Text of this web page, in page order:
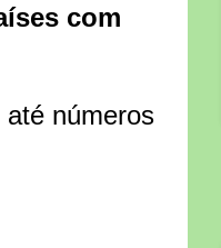
com
números